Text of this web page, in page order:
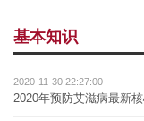
基本知识
2020-11-30 22:27:00
2020年预防艾滋病最新核